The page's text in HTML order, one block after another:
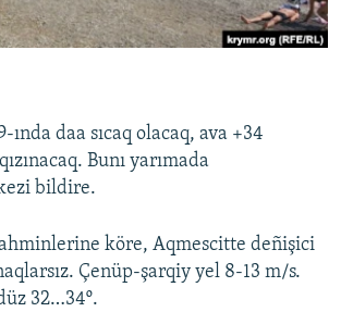
ında daa sıcaq olacaq, ava +34
Bunı yarımada
bildire.
köre, Aqmescitte deñişici
Çenüp-şarqiy yel 8-13 m/s.
32…34º.